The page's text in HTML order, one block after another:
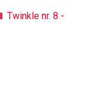
Twinkle nr. 8 -